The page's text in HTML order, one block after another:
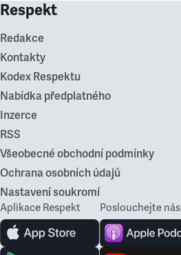
Respekt
Redakce
Kontakty
Kodex Respektu
Nabídka předplatného
Inzerce
RSS
Všeobecné obchodní podmínky
Ochrana osobních údajů
Nastavení soukromí
Aplikace Respekt Poslouchejte nás